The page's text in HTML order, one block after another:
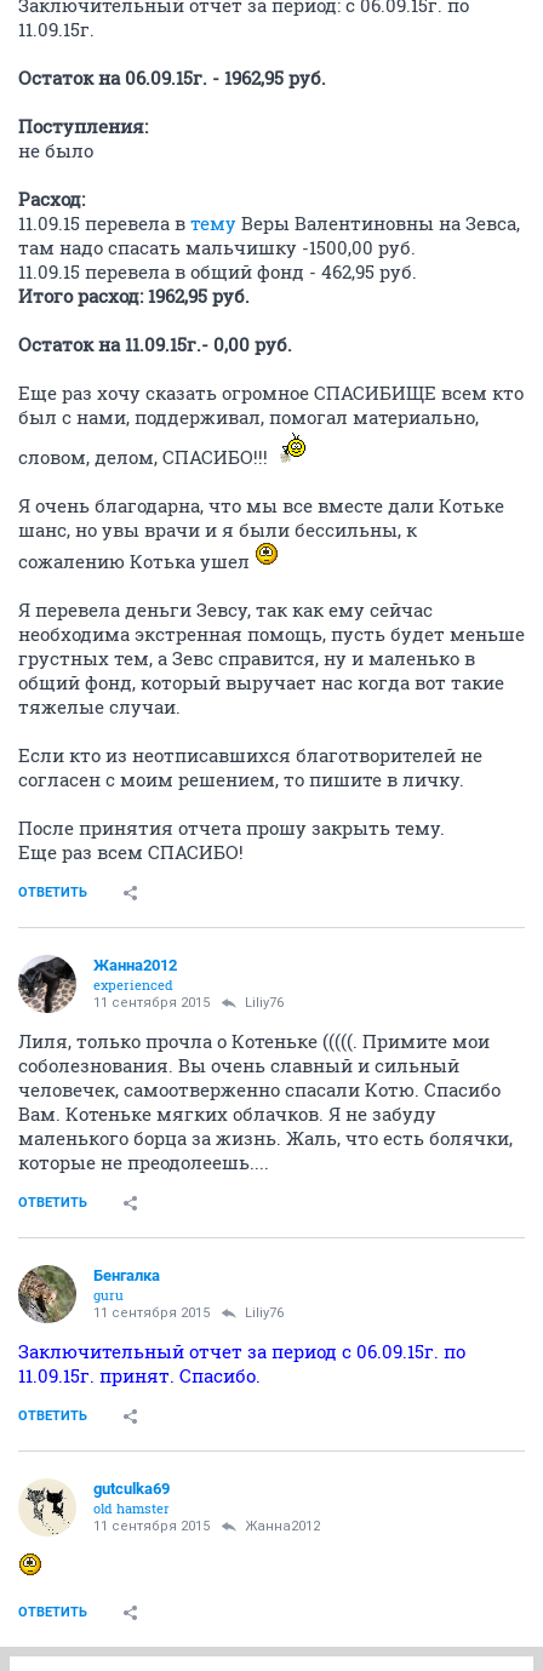
11.09.15г.
Остаток на 06.09.15г. - 1962,95 руб.
Поступления:
не было
Расход:
11.09.15 перевела в тему Веры Валентиновны на Зевса,
там надо спасать мальчишку -1500,00 руб.
11.09.15 перевела в общий фонд - 462,95 руб.
Итого расход: 1962,95 руб.
Остаток на 11.09.15г.- 0,00 руб.
Еще раз хочу сказать огромное СПАСИБИЩЕ всем кто
был с нами, поддерживал, помогал материально,
словом, делом, СПАСИБО!!!
Я очень благодарна, что мы все вместе дали Котьке
шанс, но увы врачи и я были бессильны, к
сожалению Котька ушел
Я перевела деньги Зевсу, так как ему сейчас
необходима экстренная помощь, пусть будет меньше
грустных тем, а Зевс справится, ну и маленько в
общий фонд, который выручает нас когда вот такие
тяжелые случаи.
Если кто из неотписавшихся благотворителей не
согласен с моим решением, то пишите в личку.
После принятия отчета прошу закрыть тему.
Еще раз всем СПАСИБО!
ОТВЕТИТЬ
Жанна2012
experienced
11 сентября 2015 Liliy76
Лиля, только прочла о Котеньке (((((. Примите мои
соболезнования. Вы очень славный и сильный
человечек, самоотверженно спасали Котю. Спасибо
Вам. Котеньке мягких облачков. Я не забуду
маленького борца за жизнь. Жаль, что есть болячки,
которые не преодолеешь....
ОТВЕТИТЬ
Бенгалка
guru
11 сентября 2015 Liliy76
Заключительный отчет за период с 06.09.15г. по
11.09.15г. принят. Спасибо.
ОТВЕТИТЬ
gutculka69
old hamster
11 сентября 2015 Жанна2012
ОТВЕТИТЬ